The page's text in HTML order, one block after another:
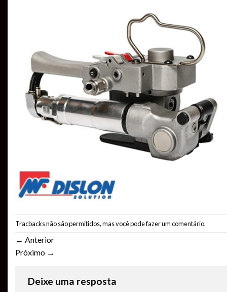
Tracbacks não são permitidos, mas você podefazer um comentário.
← Anterior
Próximo →
Deixe uma resposta